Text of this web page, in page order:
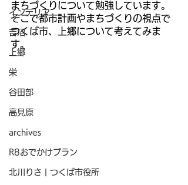
インテリア
吉沼
上郷
栄
谷田部
高見原
archives
R8おでかけプラン
北川りさ | つくば市役所
まちづくりについて勉強しています。
そこで都市計画やまちづくりの視点で
つくば市、上郷について考えてみま
す。